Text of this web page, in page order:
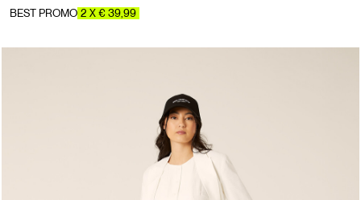
BEST PROMO 2 X € 39,99